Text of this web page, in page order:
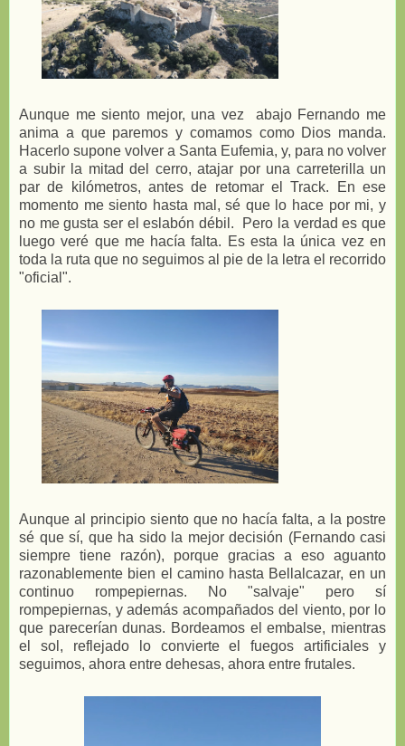
Aunque me siento mejor, una vez abajo Fernando me
anima a que paremos y comamos como Dios manda.
Hacerlo supone volver a Santa Eufemia, y, para no volver
a subir la mitad del cerro, atajar por una carreterilla un
par de kilómetros, antes de retomar el Track. En ese
momento me siento hasta mal, sé que lo hace por mi, y
no me gusta ser el eslabón débil. Pero la verdad es que
luego veré que me hacía falta. Es esta la única vez en
toda la ruta que no seguimos al pie de la letra el recorrido
"oficial".
Aunque al principio siento que no hacía falta, a la postre
sé que sí, que ha sido la mejor decisión (Fernando casi
siempre tiene razón), porque gracias a eso aguanto
razonablemente bien el camino hasta Bellalcazar, en un
continuo rompepiernas. No "salvaje" pero sí
rompepiernas, y además acompañados del viento, por lo
que parecerían dunas. Bordeamos el embalse, mientras
el sol, reflejado lo convierte el fuegos artificiales y
seguimos, ahora entre dehesas, ahora entre frutales.